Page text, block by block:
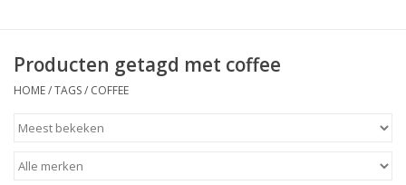
LIFESTYLE
MEUBELS
STATIONARY
Producten getagd met coffee
HOME/TAGS/ COFFEE